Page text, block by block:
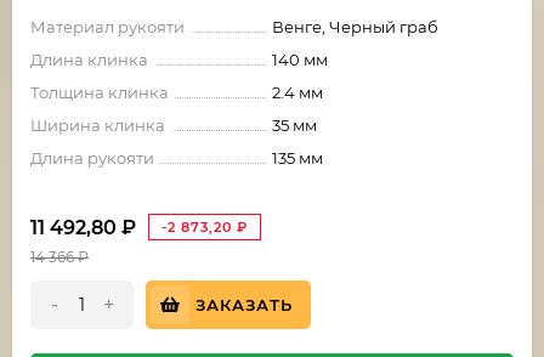
Материал рукояти
Венге, Черный граб
Длина клинка
140 мм
Толщина клинка
2.4 мм
Ширина клинка
35 мм
Длина рукояти
135 мм
11 492,80 ₽ -2 873,20 ₽
14 366₽
- + ЗАКАЗАТЬ